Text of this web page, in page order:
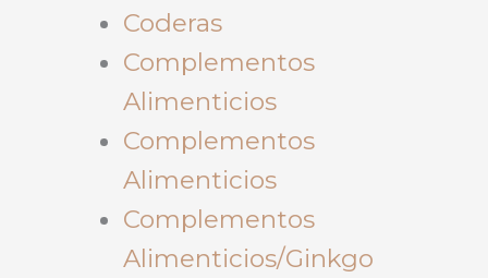
Coderas
Complementos
Alimenticios
Complementos
Alimenticios
Complementos
Alimenticios/Ginkgo